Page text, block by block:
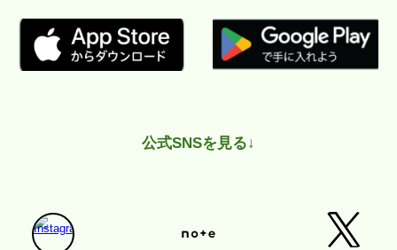
公式SNSを見る↓